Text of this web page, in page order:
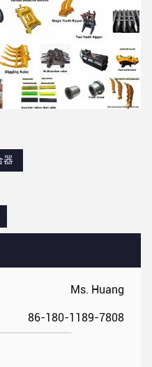
Ms. Huang
86-180-1189-7808
器